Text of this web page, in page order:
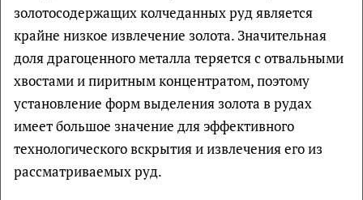
золотосодержащих колчеданных руд является
крайне низкое извлечение золота. Значительная
доля драгоценного металла теряется с отвальными
хвостами и пиритным концентратом, поэтому
установление форм выделения золота в рудах
имеет большое значение для эффективного
технологического вскрытия и извлечения его из
рассматриваемых руд.